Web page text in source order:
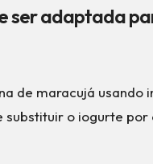
ser adaptada
de maracujá
substituir o iogurte